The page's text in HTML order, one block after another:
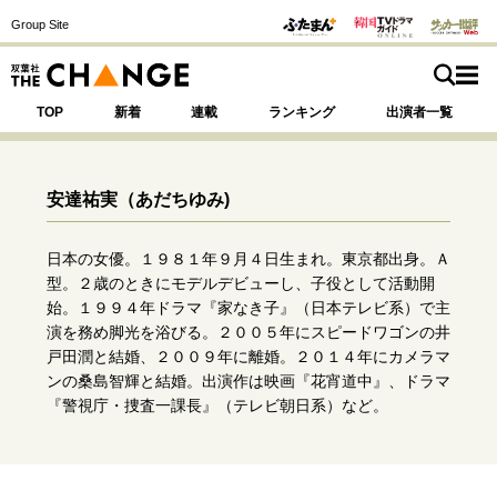
Group Site
TOP 新着 連載 ランキング 出演者一覧
SPECIAL 注目の記事テーマで探す
サイトの核・哲学
運命を変えた出会い 決断の裏側
挫折からの再起
未知への挑戦
プロフェッショナルの矜持
人生が動いた日 10代の挫折と原点
安達祐実 （あだちゆみ)
日本の女優。１９８１年９月４日生まれ。東京都出身。Ａ
型。２歳のときにモデルデビューし、子役として活動開
始。１９９４年ドラマ『家なき子』（日本テレビ系）で主
演を務め脚光を浴びる。２００５年にスピードワゴンの井
戸田潤と結婚、２００９年に離婚。２０１４年にカメラマ
ンの桑島智輝と結婚。出演作は映画『花宵道中』、ドラマ
『警視庁・捜査一課長』（テレビ朝日系）など。